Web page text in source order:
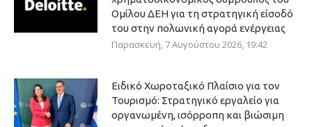
Ομίλου ΔΕΗ για τη στρατηγική είσοδό
του στην πολωνική αγορά ενέργειας
Παρασκευή, 7 Αυγούστου 2026, 19:42
Ειδικό Χωροταξικό Πλαίσιο για τον
Τουρισμό: Στρατηγικό εργαλείο για
οργανωμένη, ισόρροπη και βιώσιμη